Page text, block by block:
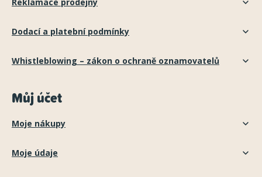
Dodací a platební podmínky
Whistleblowing – zákon o ochraně oznamovatelů
Můj účet
Moje nákupy
Moje údaje